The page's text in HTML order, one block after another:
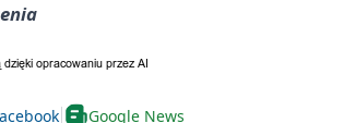
Google News